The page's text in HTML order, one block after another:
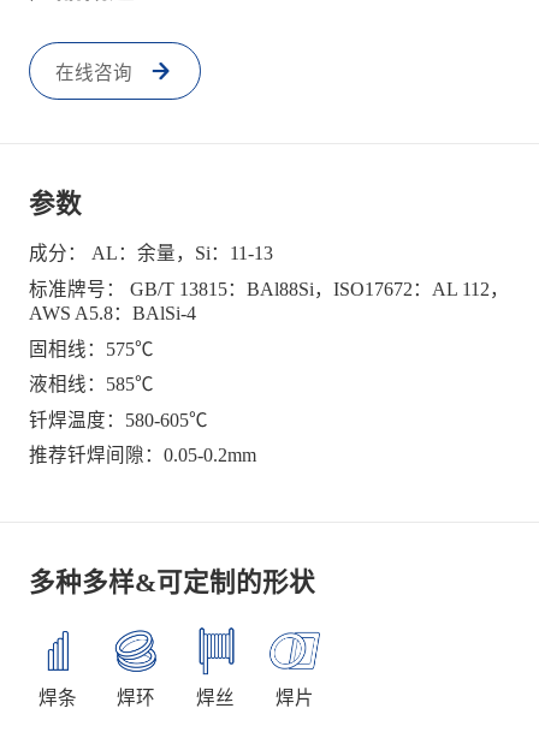
在线咨询
参数
成分： AL：余量，Si：11-13
标准牌号： GB/T 13815：BAl88Si，ISO17672：AL 112，
AWS A5.8：BAlSi-4
固相线：575℃
液相线：585℃
钎焊温度：580-605℃
推荐钎焊间隙：0.05-0.2mm
多种多样&可定制的形状
焊条 焊环 焊丝 焊片